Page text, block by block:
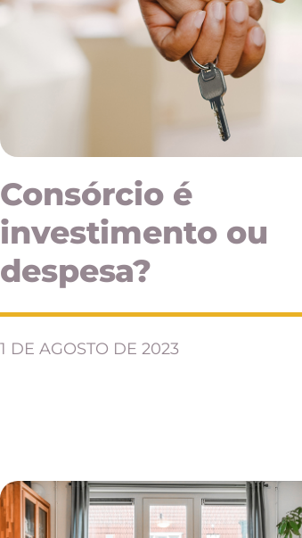
Consórcio é
investimento ou
despesa?
1 DE AGOSTO DE 2023